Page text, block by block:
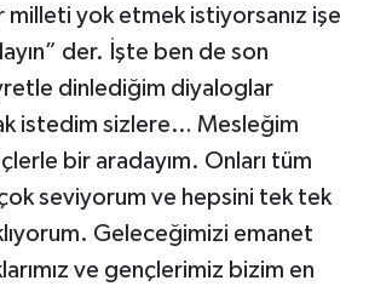
milleti yok etmek istiyorsanız işe
der. İşte ben de son
dinlediğim diyaloglar
istedim sizlere… Mesleğim
bir aradayım. Onları tüm
seviyorum ve hepsini tek tek
Geleceğimizi emanet
ve gençlerimiz bizim en
Sahiplendirme